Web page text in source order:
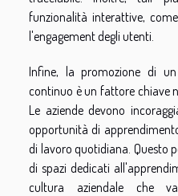
funzionalità interattive,
l'engagement degli utenti.
Infine, la promozione di
continuo è un fattore chiave
Le aziende devono
opportunità di
di lavoro quotidiana. Questo
di spazi dedicati
cultura aziendale che